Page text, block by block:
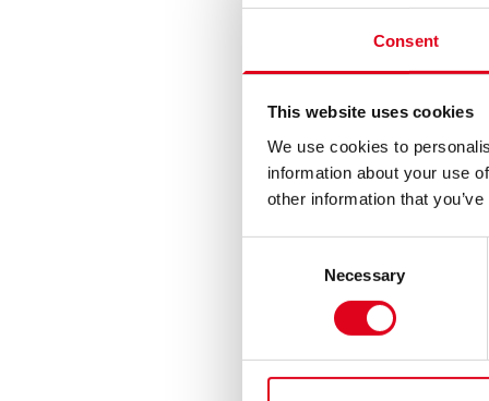
Consent
This website uses cookies
We use cookies to
information about your use
other information that
Necessary